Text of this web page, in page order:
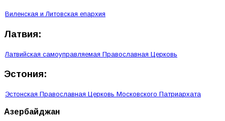
Виленская и Литовская епархия
Латвия:
Латвийская самоуправляемая Православная Церковь
Эстония:
Эстонская Православная Церковь Московского Патриархата
Азербайджан